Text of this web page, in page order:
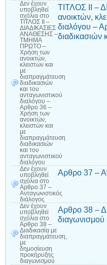
Δεν έχουν
υποβληθεί
σχόλια στο
ΤΙΤΛΟΣ ΙΙ –
ΔΙΑΔΙΚΑΣΙΕΣ
ΑΝΑΘΕΣΗΣ –
ΤΜΗΜΑ
ΠΡΩΤΟ –
Χρήση των
ανοικτών,
κλειστών και
με
διαπραγμάτευση
διαδικασιών
και του
ανταγωνιστικού
διαλόγου –
Αρθρο 36 –
Χρήση των
ανοικτών,
κλειστών και
με
διαπραγμάτευση
διαδικασιών
και του
ανταγωνιστικού
διαλόγου
ΤΙΤΛΟΣ ΙΙ
ανοικτών,
διαλόγου –
διαδικασιών
Δεν έχουν
υποβληθεί
σχόλια στο
Αρθρο 37 –
Ανταγωνιστικός
διάλογος
Αρθρο 37 –
Δεν έχουν
υποβληθεί
σχόλια στο
Αρθρο 38 –
Διαδικασία με
διαπραγμάτευση,
με
δημοσίευση
προκήρυξης
διαγωνισμού
Αρθρο 38 –
διαγωνισμού